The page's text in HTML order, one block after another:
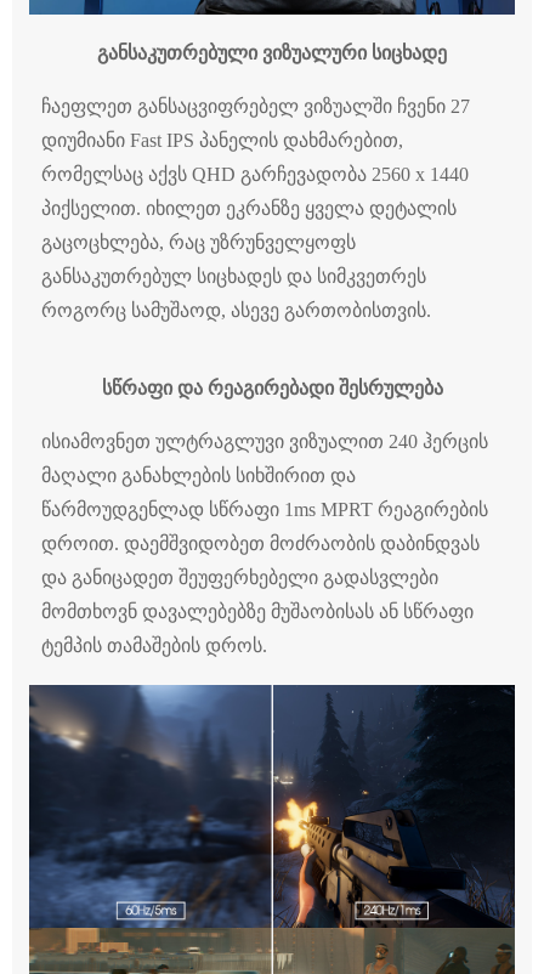
განსაკუთრებული ვიზუალური სიცხადე
ჩაეფლეთ განსაცვიფრებელ ვიზუალში ჩვენი 27
დიუმიანი Fast IPS პანელის დახმარებით,
რომელსაც აქვს QHD გარჩევადობა 2560 x 1440
პიქსელით. იხილეთ ეკრანზე ყველა დეტალის
გაცოცხლება, რაც უზრუნველყოფს
განსაკუთრებულ სიცხადეს და სიმკვეთრეს
როგორც სამუშაოდ, ასევე გართობისთვის.
სწრაფი და რეაგირებადი შესრულება
ისიამოვნეთ ულტრაგლუვი ვიზუალით 240 ჰერცის
მაღალი განახლების სიხშირით და
წარმოუდგენლად სწრაფი 1ms MPRT რეაგირების
დროით. დაემშვიდობეთ მოძრაობის დაბინდვას
და განიცადეთ შეუფერხებელი გადასვლები
მომთხოვნ დავალებებზე მუშაობისას ან სწრაფი
ტემპის თამაშების დროს.